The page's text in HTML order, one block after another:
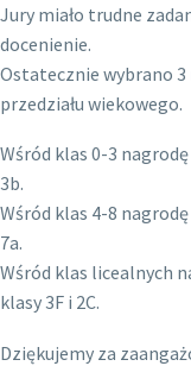
Jury miało trudne
docenienie.
Ostatecznie wybrano 3
przedziału wiekowego.
Wśród klas 0-3
3b.
Wśród klas 4-8
7a.
Wśród klas licealnych
klasy 3F i 2C.
Dziękujemy za